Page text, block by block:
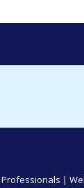
Professionals |